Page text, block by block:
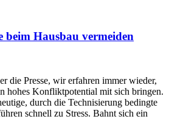
beim Hausbau vermeiden
die Presse, wir erfahren immer wieder,
hohes Konfliktpotential mit sich bringen.
durch die Technisierung bedingte
schnell zu Stress. Bahnt sich ein